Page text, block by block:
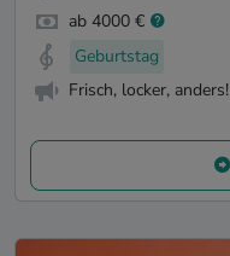
ab 4000 €
Geburtstag
Frisch, locker, anders!